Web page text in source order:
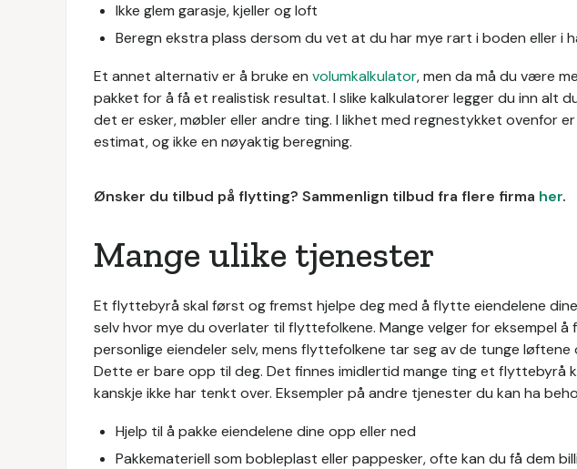
Ikke glem garasje, kjeller og loft
Beregn ekstra plass dersom du vet at du har mye rart i boden eller i
Et annet alternativ er å bruke en volumkalkulator, men da må du være
pakket for å få et realistisk resultat. I slike kalkulatorer legger du inn alt
det er esker, møbler eller andre ting. I likhet med regnestykket ovenfor
estimat, og ikke en nøyaktig beregning.
Ønsker du tilbud på flytting? Sammenlign tilbud fra flere firma her.
Mange ulike tjenester
Et flyttebyrå skal først og fremst hjelpe deg med å flytte eiendelene
selv hvor mye du overlater til flyttefolkene. Mange velger for eksempel
personlige eiendeler selv, mens flyttefolkene tar seg av de tunge
Dette er bare opp til deg. Det finnes imidlertid mange ting et flyttebyrå
kanskje ikke har tenkt over. Eksempler på andre tjenester du kan ha
Hjelp til å pakke eiendelene dine opp eller ned
Pakkemateriell som bobleplast eller pappesker, ofte kan du få dem